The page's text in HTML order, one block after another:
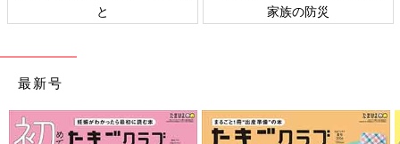
と
家族の防災
最新号